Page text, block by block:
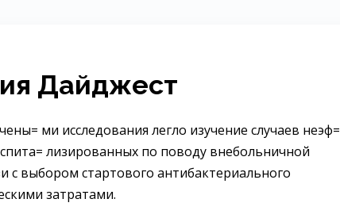
Дайджест
ми исследования легло изучение случаев неэф=
лизированных по поводу внебольничной
с выбором стартового антибактериального
затратами.